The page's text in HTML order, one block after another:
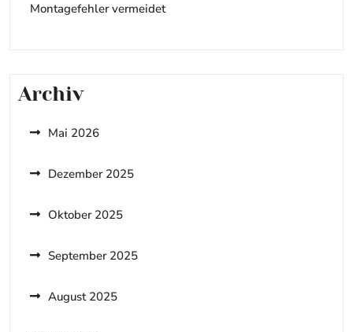
Montagefehler vermeidet
Archiv
Mai 2026
Dezember 2025
Oktober 2025
September 2025
August 2025